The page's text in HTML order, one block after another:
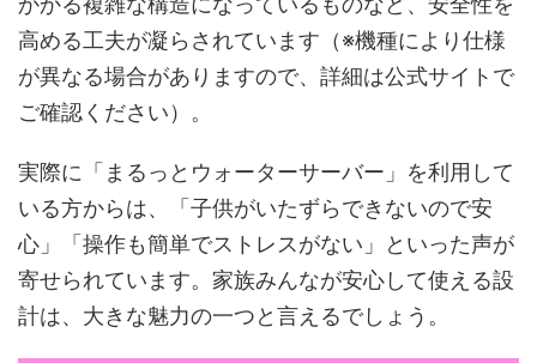
高める工夫が凝らされています（※機種により仕様
が異なる場合がありますので、詳細は公式サイトで
ご確認ください）。
実際に「まるっとウォーターサーバー」を利用して
いる方からは、「子供がいたずらできないので安
心」「操作も簡単でストレスがない」といった声が
寄せられています。家族みんなが安心して使える設
計は、大きな魅力の一つと言えるでしょう。